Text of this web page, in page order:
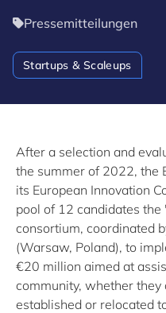
Pressemitteilungen
Startups & Scaleups
After a selection and
the summer of 2022, the
its European Innovation
pool of 12 candidates the
consortium, coordinated
(Warsaw, Poland), to
€20 million aimed at
community, whether they
established or relocated